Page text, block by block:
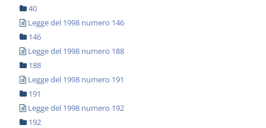
40
Legge del 1998 numero 146
146
Legge del 1998 numero 188
188
Legge del 1998 numero 191
191
Legge del 1998 numero 192
192